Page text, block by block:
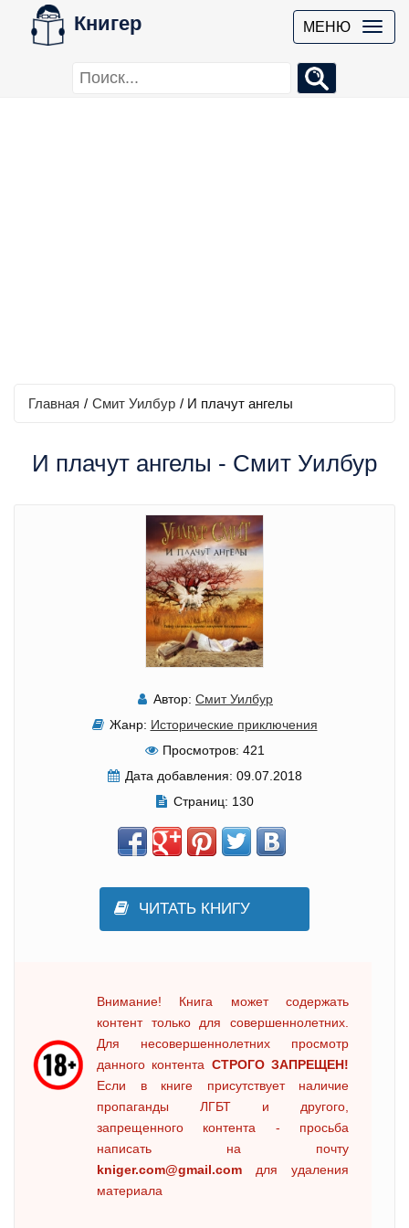
Книгер МЕНЮ
Главная / Смит Уилбур / И плачут ангелы
И плачут ангелы - Смит Уилбур
Автор: Смит Уилбур
Жанр: Исторические приключения
Просмотров: 421
Дата добавления: 09.07.2018
Страниц: 130
ЧИТАТЬ КНИГУ
Внимание! Книга может содержать
контент только для совершеннолетних.
Для несовершеннолетних просмотр
данного контента СТРОГО ЗАПРЕЩЕН!
Если в книге присутствует наличие
пропаганды ЛГБТ и другого,
запрещенного контента - просьба
написать на почту
kniger.com@gmail.com для удаления
материала